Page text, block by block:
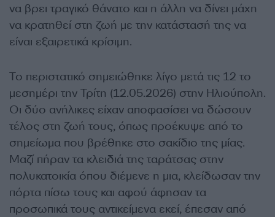
να βρει τραγικό θάνατο και η άλλη να δίνει μάχη
να κρατηθεί στη ζωή με την κατάστασή της να
είναι εξαιρετικά κρίσιμη.
Το περιστατικό σημειώθηκε λίγο μετά τις 12 το
μεσημέρι την Τρίτη (12.05.2026) στην Ηλιούπολη.
Οι δύο ανήλικες είχαν αποφασίσει να δώσουν
τέλος στη ζωή τους, όπως προέκυψε από το
σημείωμα που βρέθηκε στο σακίδιο της μίας.
Μαζί πήραν τα κλειδιά της ταράτσας στην
πολυκατοικία όπου διέμενε η μια, κλείδωσαν την
πόρτα πίσω τους και αφού άφησαν τα
προσωπικά τους αντικείμενα εκεί, έπεσαν από